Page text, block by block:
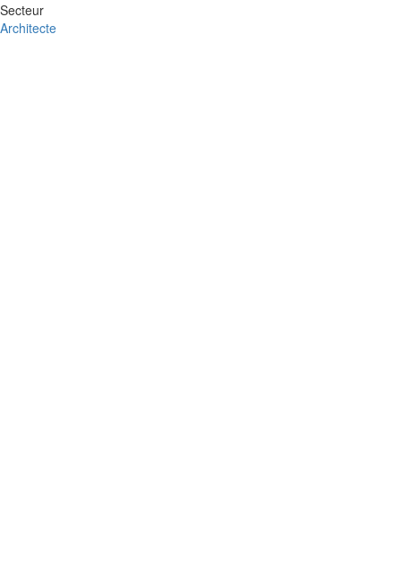
Secteur
Architecte